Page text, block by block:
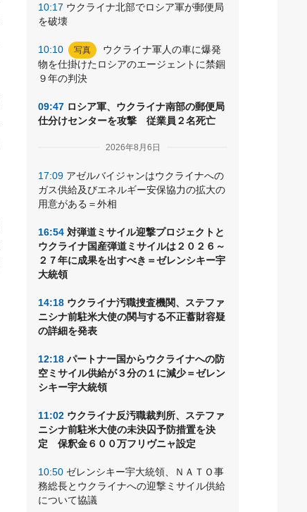
10:17 ウクライナ北部でロシア軍が郵便局
を破壊
10:10 写真
ウクライナ軍人の車に爆発
物を仕掛けたロシアのエージェントに禁錮
９年の判決
09:47 ロシア軍、ウクライナ南部の郵便局
仕分けセンターを攻撃 従業員２名死亡
2026年8月6日
17:09 アゼルバイジャンはウクライナへの
ガス供給及びエネルギー安保協力の拡大の
用意がある＝外相
16:54 対弾道ミサイル迎撃プロジェクトと
ウクライナ国産弾道ミサイルは２０２６～
２７年に成果を出すべき＝ゼレンシキー宇
大統領
14:18 ウクライナ汚職捜査機関、ステファ
ニシナ前駐米大使の関与する不正蓄財容疑
の詳細を発表
12:18 パートナー国からウクライナへの防
空ミサイル供給が３分の１に減少＝ゼレン
シキー宇大統領
11:02 ウクライナ反汚職裁判所、ステファ
ニシナ前駐米大使の未決囚予防措置を決
定 保釈金６００万フリヴニャ設定
10:50 ゼレンシキー宇大統領、ＮＡＴＯ事
務総長とウクライナへの迎撃ミサイル供給
について協議